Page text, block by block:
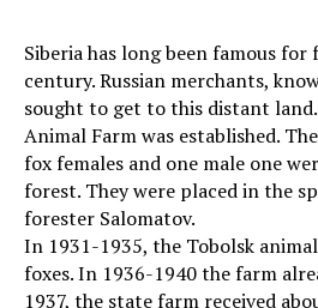
Siberia has long been famous for
century. Russian merchants,
sought to get to this distant
Animal Farm was established.
fox females and one male one
forest. They were placed in the
forester Salomatov.
In 1931-1935, the Tobolsk
foxes. In 1936-1940 the farm
1937, the state farm received